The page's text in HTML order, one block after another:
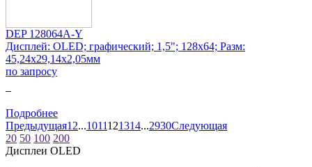
DEP 128064A-Y
Дисплей: OLED; графический; 1,5"; 128x64; Разм:
45,24x29,14x2,05мм
по запросу
Подробнее
Предыдущая1 2...1011121314...2930Следующая
20 50 100 200
Дисплеи OLED